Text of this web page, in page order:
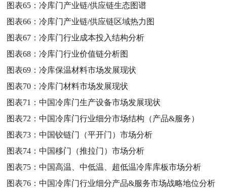
图表65：冷库门产业链/供应链生态图谱
图表66：冷库门产业链/供应链区域热力图
图表67：冷库门行业成本投入结构分析
图表68：冷库门行业价值链分析图
图表69：冷库保温材料市场发展现状
图表70：冷库门材料市场发展现状
图表71：中国冷库门生产设备市场发展现状
图表72：中国冷库门行业细分市场结构（产品&服务）
图表73：中国铰链门（平开门）市场分析
图表74：中国移门（推拉门）市场分析
图表75：中国高温、中低温、超低温冷库库板市场分析
图表76：中国冷库门行业细分产品&服务市场战略地位分析